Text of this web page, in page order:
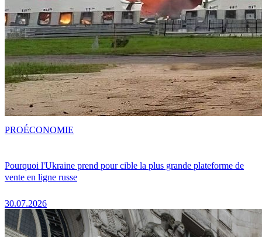
Pourquoi l'Ukraine prend pour cible la plus grande plateforme de
vente en ligne russe
30.07.2026
PROÉCONOMIE